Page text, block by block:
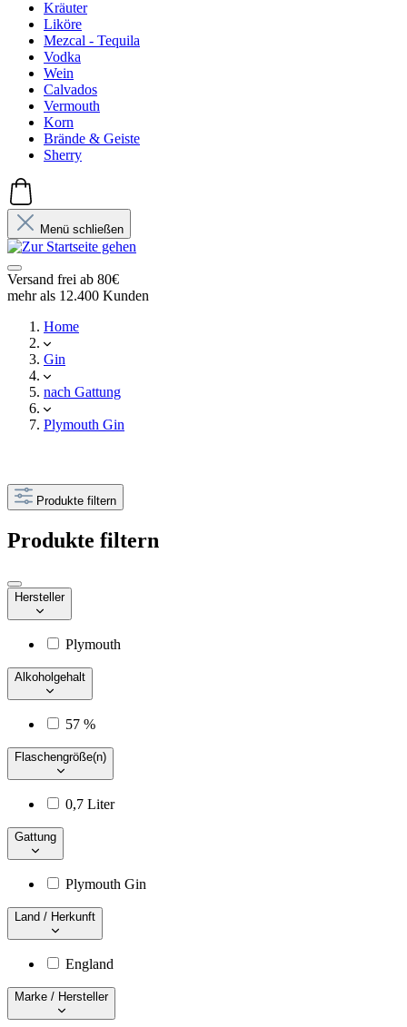
Kräuter
Liköre
Mezcal - Tequila
Vodka
Wein
Calvados
Vermouth
Korn
Brände & Geiste
Sherry
Menü schließen
Versand frei ab 80€
mehr als 12.400 Kunden
Home
Gin
nach Gattung
Plymouth Gin
Produkte filtern
Produkte filtern
Hersteller
Plymouth
Alkoholgehalt
57 %
Flaschengröße(n)
0,7 Liter
Gattung
Plymouth Gin
Land / Herkunft
England
Marke / Hersteller